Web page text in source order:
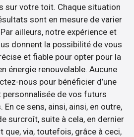
sur votre toit. Chaque situation
sont en mesure de varier
ailleurs, notre expérience et
donnent la possibilité de vous
et fiable pour opter pour la
énergie renouvelable. Aucune
nous pour bénéficier d’une
de vos futurs
ce sens, ainsi, ainsi, en outre,
surcroît, suite à cela, en dernier
que, via, toutefois, grâce à ceci,